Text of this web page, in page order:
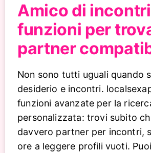
Amico di
funzioni per
partner
Non sono tutti uguali quando
desiderio e incontri.
funzioni avanzate per la
personalizzata: trovi subito
davvero partner per incontri,
ore a leggere profili vuoti.